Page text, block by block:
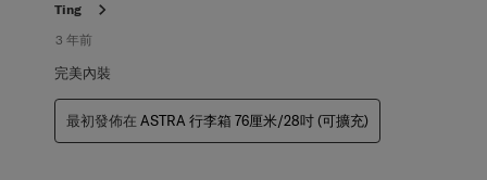
Ting
3 年前
完美內裝
最初發佈在 ASTRA 行李箱 76厘米/28吋 (可擴充)